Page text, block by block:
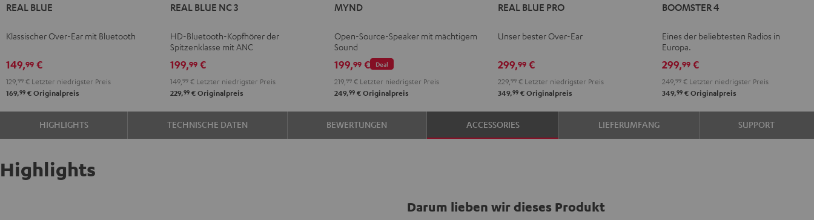
BLUE
Black
REAL BLUE
Klassischer Over-Ear mit Bluetooth
149,99 €
129, 99 € Letzter niedrigster Preis
169,99 € Originalpreis
BLUE
3
Night
Black
BLUE
3
Pearl
White
BLUE
3
Steel
REAL BLUE NC 3
HD-Bluetooth-Kopfhörer der
Spitzenklasse mit ANC
199,99€
149, 99€Letzter niedrigster Preis
229,99€Originalpreis
LightWarm
MYND
Open-Source-Speaker mit mächtigem
Sound
Deal
199,99€
219, 99€Letzter niedrigster Preis
249,99€Originalpreis
BLUE
Night
BLUE
Titanium
REAL BLUE PRO
Unser bester Over-Ear
299,99 €
229,99 € Letzter niedrigster Preis
349,99 € Originalpreis
4
Green
4
Black
BOOMSTER 4
Eines der beliebtesten Radios in
Europa.
299,99 €
249,99 € Letzter niedrigster Preis
349,99 € Originalpreis
HIGHLIGHTS TECHNISCHE DATEN BEWERTUNGEN ACCESSORIES LIEFERUMFANG SUPPORT
Highlights
Darum lieben wir dieses Produkt